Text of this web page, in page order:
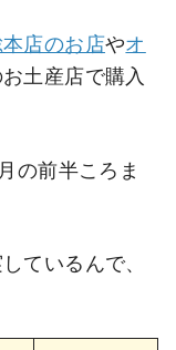
店のお店やオ
土産店で購入
の前半ころま
ているんで、